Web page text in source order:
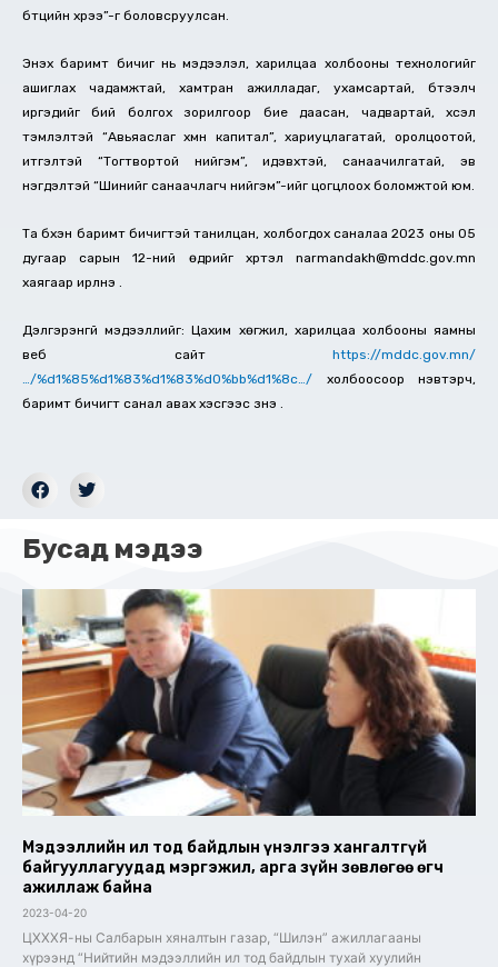
бүтцийн хүрээ”-г боловсруулсан.
Энэхүү баримт бичиг нь мэдээлэл, харилцаа холбооны технологийг
ашиглах чадамжтай, хамтран ажилладаг, ухамсартай, бүтээлч
иргэдийг бий болгох зорилгоор бие даасан, чадвартай, хүсэл
тэмүүлэлтэй “Авьяаслаг хүмүүн капитал”, хариуцлагатай, оролцоотой,
итгэлтэй “Тогтвортой нийгэм”, идэвхтэй, санаачилгатай, эв
нэгдэлтэй “Шинийг санаачлагч нийгэм”-ийг цогцлоох боломжтой юм.
Та бүхэн баримт бичигтэй танилцан, холбогдох саналаа 2023 оны 05
дугаар сарын 12-ний өдрийг хүртэл narmandakh@mddc.gov.mn
хаягаар ирүүлнэ үү.
Дэлгэрэнгүй мэдээллийг: Цахим хөгжил, харилцаа холбооны яамны
веб сайт https://mddc.gov.mn/
…/%d1%85%d1%83%d1%83%d0%bb%d1%8c…/ холбоосоор нэвтэрч,
баримт бичигт санал авах хэсгээс үзнэ үү.
Бусад мэдээ
Мэдээллийн ил тод байдлын үнэлгээ хангалтгүй
байгууллагуудад мэргэжил, арга зүйн зөвлөгөө өгч
ажиллаж байна
2023-04-20
ЦХХХЯ-ны Салбарын хяналтын газар, “Шилэн” ажиллагааны
хүрээнд “Нийтийн мэдээллийн ил тод байдлын тухай хуулийн